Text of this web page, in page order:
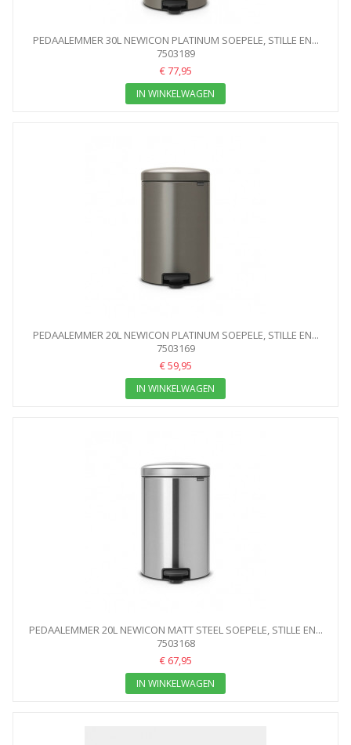
PEDAALEMMER 30L NEWICON PLATINUM SOEPELE, STILLE EN...
7503189
€ 77,95
IN WINKELWAGEN
PEDAALEMMER 20L NEWICON PLATINUM SOEPELE, STILLE EN...
7503169
€ 59,95
IN WINKELWAGEN
PEDAALEMMER 20L NEWICON MATT STEEL SOEPELE, STILLE EN...
7503168
€ 67,95
IN WINKELWAGEN